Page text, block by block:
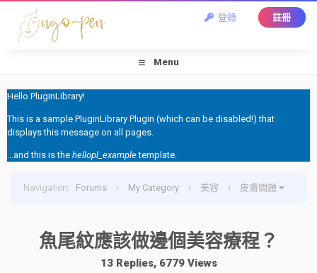
登錄 註冊
Menu
Hello PluginLibrary!
This is a sample PluginLibrary Plugin (which can be disabled!) that
displays this message on all pages.
...and this is the hellopl_exampletemplate.
Navigation: Forums › My Category › 美容 › 皮膚問題
魚尾紋應該做邊個美容療程？
13 Replies, 6779 Views